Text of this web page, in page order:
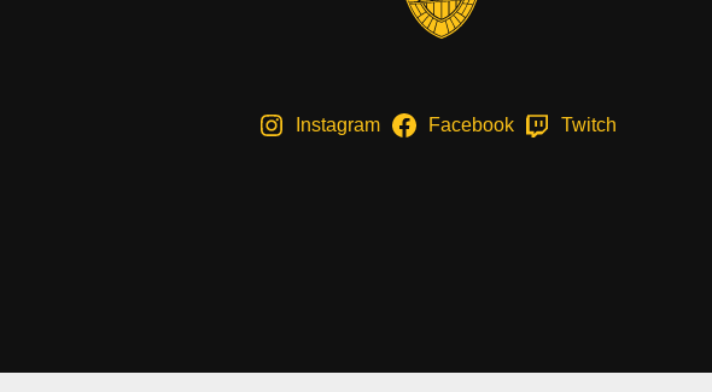
Instagram Facebook Twitch